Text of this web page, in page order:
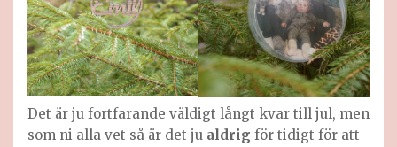
Det är ju fortfarande väldigt långt kvar till jul, men
som ni alla vet så är det ju aldrig för tidigt för att